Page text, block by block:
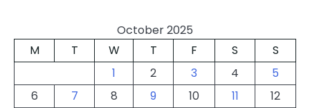
October 2025
M
T W T F S
S
1
2 3 4
5
6
7 8 9 10 11
12